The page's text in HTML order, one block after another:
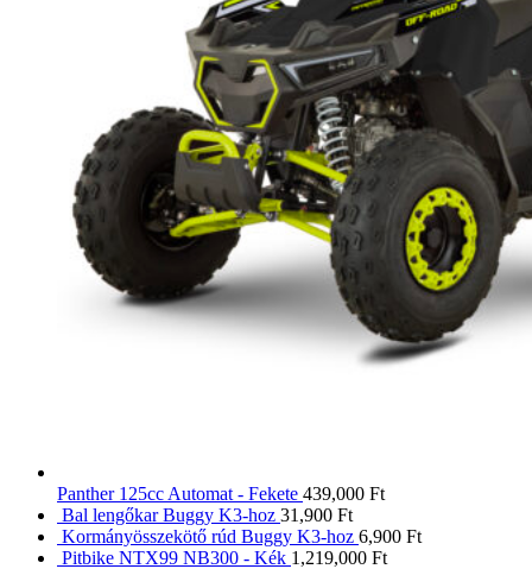
Panther 125cc Automat - Fekete 439,000 Ft
Bal lengőkar Buggy K3-hoz 31,900 Ft
Kormányösszekötő rúd Buggy K3-hoz 6,900 Ft
Pitbike NTX99 NB300 - Kék 1,219,000 Ft